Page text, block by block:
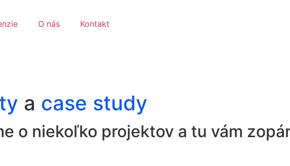
O nás Kontakt
a case study
o niekoľko projektov a tu vám